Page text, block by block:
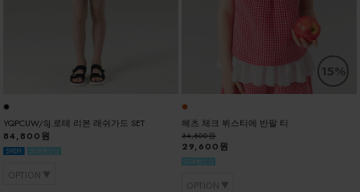
YQPCUW/SJ.로테 리본 래쉬가드 SET
84,800원
OPTION
15%
헤츠 체크 뷔스티에 반팔 티
34,800원
29,600원
OPTION